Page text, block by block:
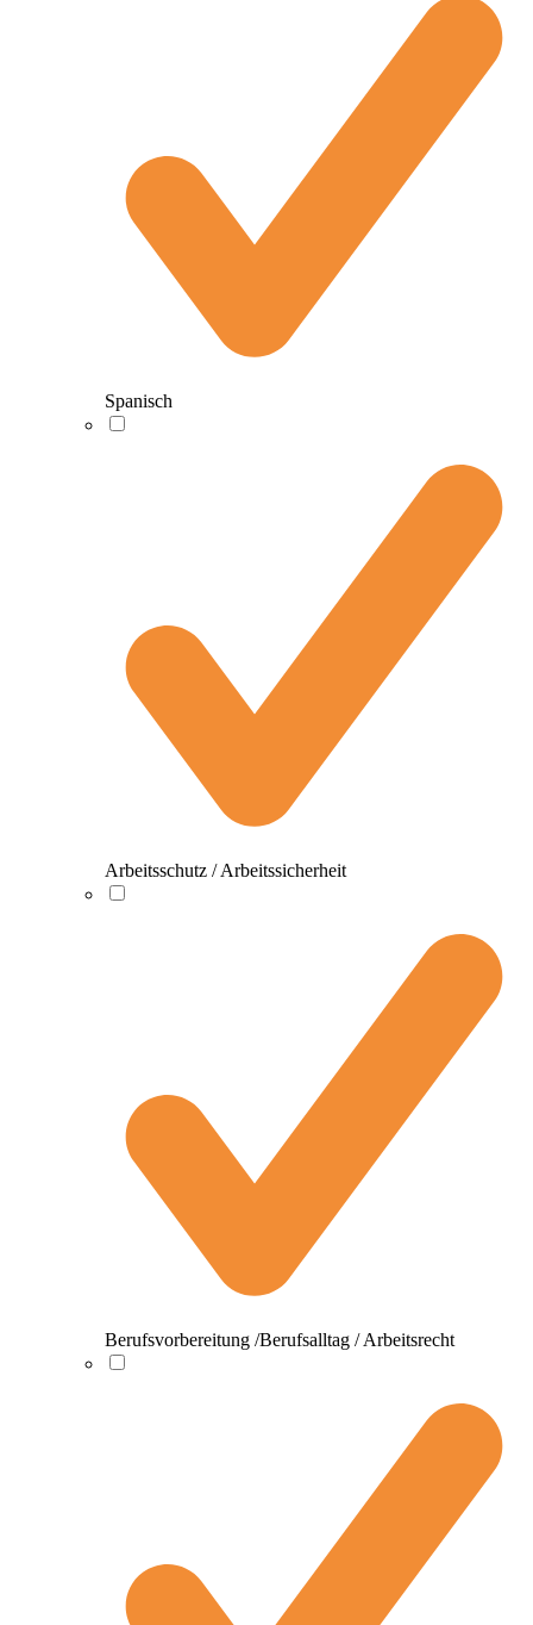
Spanisch
Arbeitsschutz / Arbeitssicherheit
Berufsvorbereitung /Berufsalltag / Arbeitsrecht